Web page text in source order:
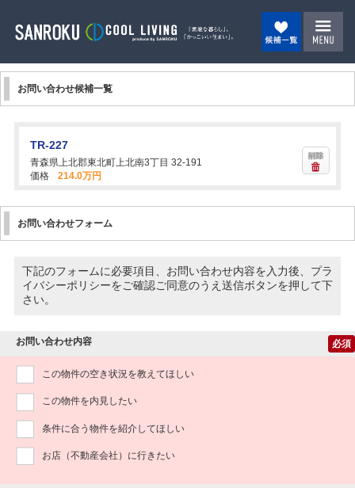
お問い合わせ候補一覧
TR-227
青森県上北郡東北町上北南3丁目 32-191
価格
214.0万円
お問い合わせフォーム
下記のフォームに必要項目、お問い合わせ内容を入力後、プラ
イバシーポリシーをご確認ご同意のうえ送信ボタンを押して下
さい。
お問い合わせ内容 必須
この物件の空き状況を教えてほしい
この物件を内見したい
条件に合う物件を紹介してほしい
お店（不動産会社）に行きたい